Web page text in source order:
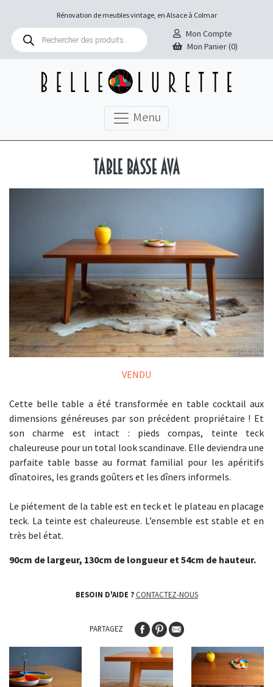
Rénovation de meubles vintage, en Alsace à Colmar
Recherche
produits
Mon Compte
Mon Panier (0)
Menu
Table basse Ava
VENDU
Cette belle table a été transformée en table cocktail aux
dimensions généreuses par son précédent propriétaire ! Et
son charme est intact : pieds compas, teinte teck
chaleureuse pour un total look scandinave. Elle deviendra une
parfaite table basse au format familial pour les apéritifs
dînatoires, les grands goûters et les dîners informels.
Le piétement de la table est en teck et le plateau en placage
teck. La teinte est chaleureuse. L’ensemble est stable et en
très bel état.
90cm de largeur, 130cm de longueur et 54cm de hauteur.
BESOIN D'AIDE ? CONTACTEZ-NOUS
PARTAGEZ